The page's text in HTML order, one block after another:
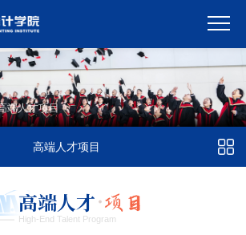
端人才项目
高端人才项目
高端人才
High-End Talent Program